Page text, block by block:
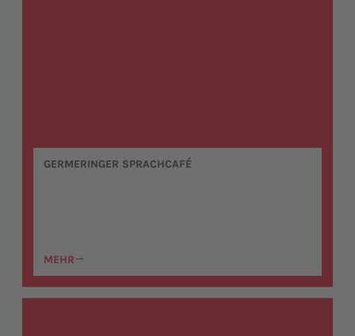
GERMERINGER SPRACHCAFÉ
MEHR